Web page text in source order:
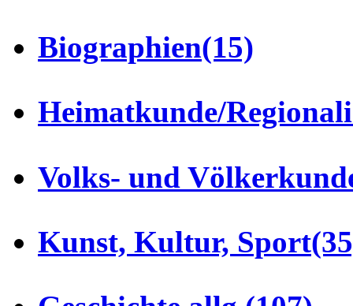
Biographien(15)
Heimatkunde/
Volks- und
Kunst, Kultur, Sport